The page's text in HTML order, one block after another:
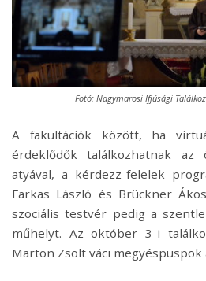
Fotó: Nagymarosi Ifjúsági
A fakultációk között, ha
érdeklődők találkozhatnak az
atyával, a kérdezz-felelek
Farkas László és Brückner
szociális testvér pedig a
műhelyt. Az október 3-i
Marton Zsolt váci megyéspüspök